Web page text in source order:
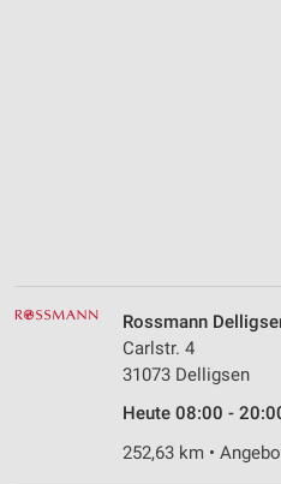
Rossmann
Carlstr. 4
31073 Delligsen
Heute 08:00 -
252,63 km •